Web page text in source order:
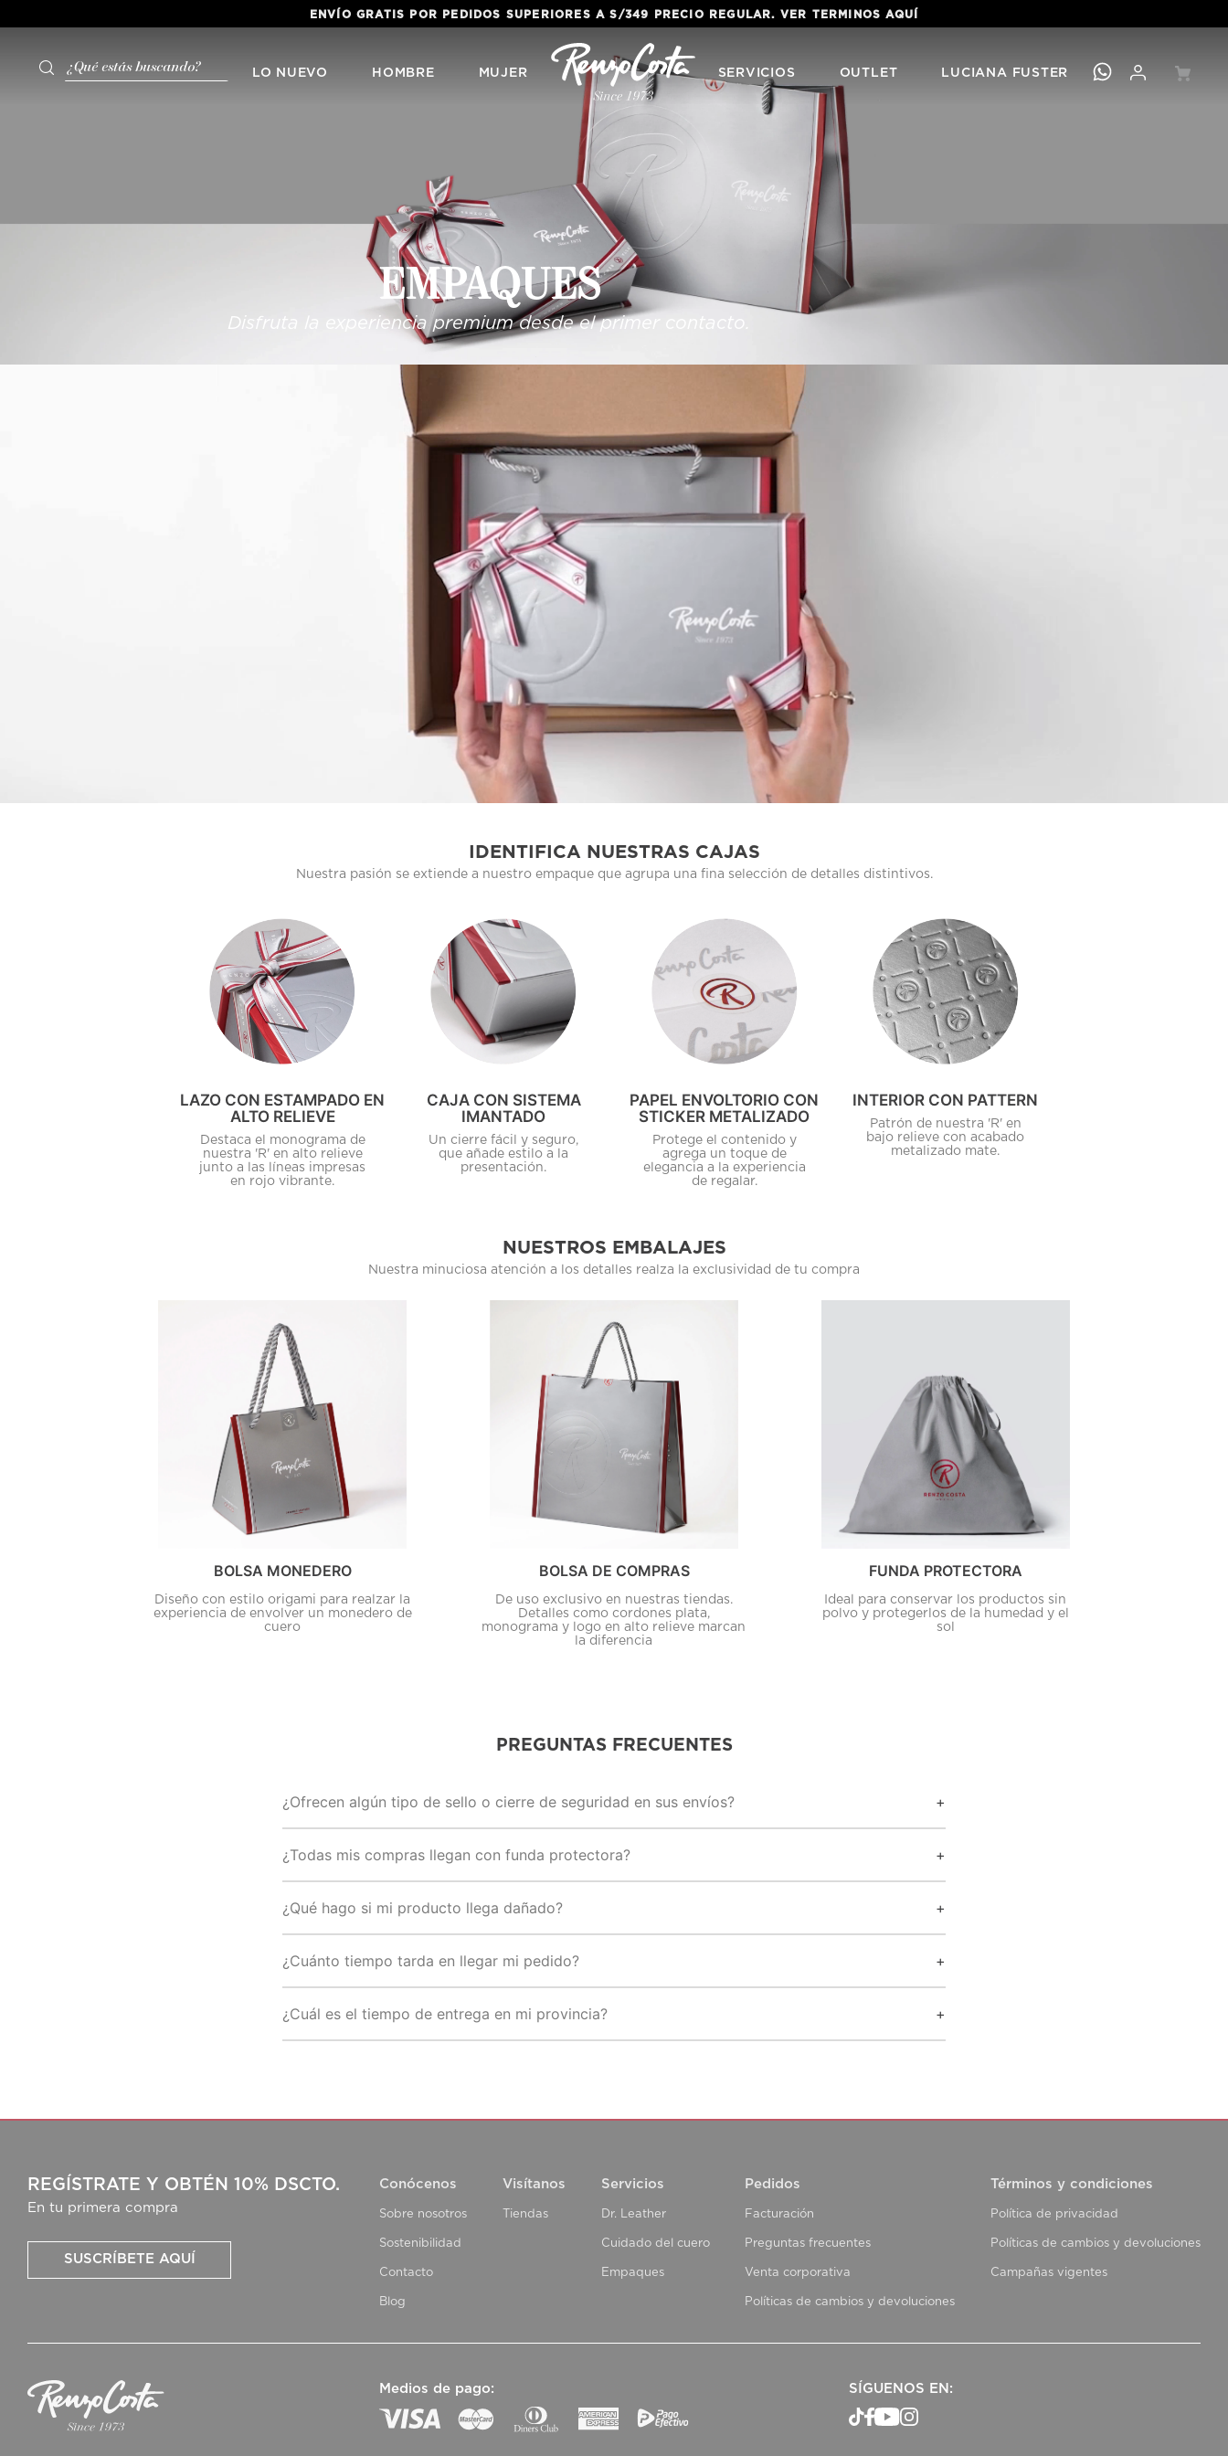
ENVÍO GRATIS POR PEDIDOS SUPERIORES A S/349 PRECIO REGULAR. VER TERMINOSAQUÍ
LO NUEVO HOMBRE MUJER SERVICIOS OUTLET LUCIANA FUSTER
EMPAQUES
Disfruta la experiencia premium desde el primer contacto.
IDENTIFICA NUESTRAS CAJAS
Nuestra pasión se extiende a nuestro empaque que agrupa una fina selección de detalles distintivos.
LAZO CON ESTAMPADO EN
ALTO RELIEVE
Destaca el monograma de
nuestra 'R' en alto relieve
junto a las líneas impresas
en rojo vibrante.
CAJA CON SISTEMA
IMANTADO
Un cierre fácil y seguro,
que añade estilo a la
presentación.
PAPEL ENVOLTORIO CON
STICKER METALIZADO
Protege el contenido y
agrega un toque de
elegancia a la experiencia
de regalar.
INTERIOR CON PATTERN
Patrón de nuestra 'R' en
bajo relieve con acabado
metalizado mate.
NUESTROS EMBALAJES
Nuestra minuciosa atención a los detalles realza la exclusividad de tu compra
BOLSA MONEDERO
Diseño con estilo origami para realzar la
experiencia de envolver un monedero de
cuero
BOLSA DE COMPRAS
De uso exclusivo en nuestras tiendas.
Detalles como cordones plata,
monograma y logo en alto relieve marcan
la diferencia
FUNDA PROTECTORA
Ideal para conservar los productos sin
polvo y protegerlos de la humedad y el
sol
PREGUNTAS FRECUENTES
¿Ofrecen algún tipo de sello o cierre de seguridad en sus envíos? +
¿Todas mis compras llegan con funda protectora? +
¿Qué hago si mi producto llega dañado? +
¿Cuánto tiempo tarda en llegar mi pedido? +
¿Cuál es el tiempo de entrega en mi provincia? +
REGÍSTRATE Y OBTÉN 10% DSCTO.
En tu primera compra
SUSCRÍBETE AQUÍ
Conócenos
Sobre nosotros
Sostenibilidad
Contacto
Blog
Visítanos
Tiendas
Servicios
Dr. Leather
Cuidado del cuero
Empaques
Pedidos
Facturación
Preguntas frecuentes
Venta corporativa
Políticas de cambios y devoluciones
Términos y condiciones
Política de privacidad
Políticas de cambios y devoluciones
Campañas vigentes
Medios de pago: SÍGUENOS EN: